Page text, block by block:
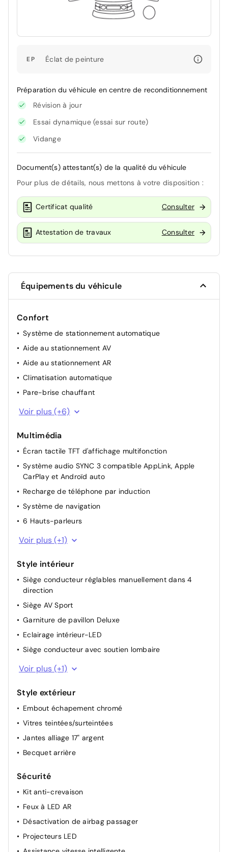
EP Éclat de peinture
Préparation du véhicule en centre de reconditionnement
Révision à jour
Essai dynamique (essai sur route)
Vidange
Document(s) attestant(s) de la qualité du véhicule
Pour plus de détails, nous mettons à votre disposition :
Certificat qualité Consulter
Attestation de travaux Consulter
Équipements du véhicule
Confort
Système de stationnement automatique
Aide au stationnement AV
Aide au stationnement AR
Climatisation automatique
Pare-brise chauffant
Rétroviseurs électriques rabattables chauffants avec
éclairage d'approche
Vitres AV électriques à impulsion haut/bas
Bouton de démarrage "Ford Power"
Allumage automatique des essuie-glaces
Start & Stop
Vitres AR électriques à impulsion haut/bas
Voir plus (+6)
Multimédia
Écran tactile TFT d'affichage multifonction
Système audio SYNC 3 compatible AppLink, Apple
CarPlay et Androïd auto
Recharge de téléphone par induction
Système de navigation
6 Hauts-parleurs
Bluetooth
Voir plus (+1)
Style intérieur
Siège conducteur réglables manuellement dans 4
direction
Siège AV Sport
Garniture de pavillon Deluxe
Eclairage intérieur-LED
Siège conducteur avec soutien lombaire
Pommeau de vitesses en aluminium
Voir plus (+1)
Style extérieur
Embout échapement chromé
Vitres teintées/surteintées
Jantes alliage 17" argent
Becquet arrière
Sécurité
Kit anti-crevaison
Feux à LED AR
Désactivation de airbag passager
Projecteurs LED